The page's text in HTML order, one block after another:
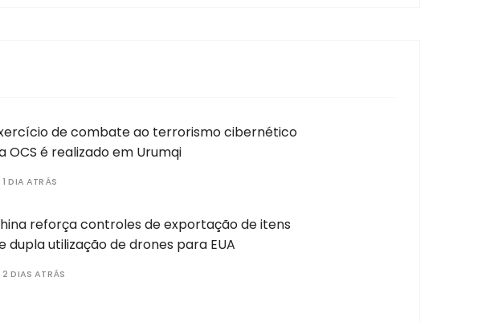
de combate ao terrorismo cibernético
OCS é realizado em Urumqi
1 DIA ATRÁS
reforça controles de exportação de itens
dupla utilização de drones para EUA
2 DIAS ATRÁS